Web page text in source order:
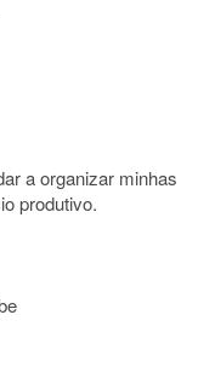
a organizar minhas
produtivo.